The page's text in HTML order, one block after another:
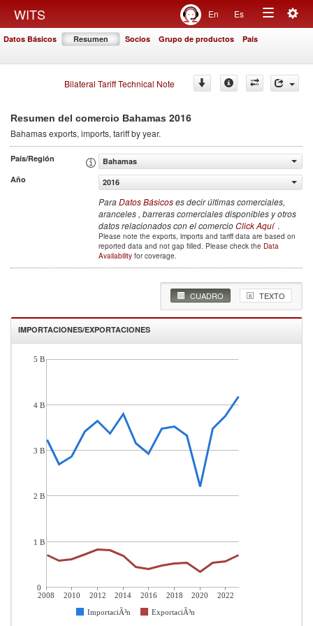
WITS En Es
Toggle
Datos Básicos Resumen Socios Grupo de productos País
Bilateral Tariff Technical Note
Resumen del comercio Bahamas 2016
Bahamasexports, imports, tariff by year.
País/Región
Bahamas
Año
2016
ParaDatos Básicoses decir últimas comerciales,
aranceles , barreras comerciales disponibles y otros
datos relacionados con el comercioClick Aquí .
Please note the exports, imports and tariff data are based on
reported data and not gap filled. Please check the Data
Availability for coverage.
CUADRO TEXTO
IMPORTACIONES/EXPORTACIONES
2008 2010 2012 2014 2016 2018 2020 2022
ImportaciÃ³n ExportaciÃ³n
5 B
4 B
3 B
2 B
1 B
0